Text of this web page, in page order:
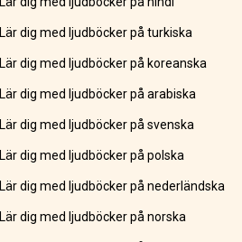
Lär dig med ljudböcker på turkiska
Lär dig med ljudböcker på koreanska
Lär dig med ljudböcker på arabiska
Lär dig med ljudböcker på svenska
Lär dig med ljudböcker på polska
Lär dig med ljudböcker på nederländska
Lär dig med ljudböcker på norska